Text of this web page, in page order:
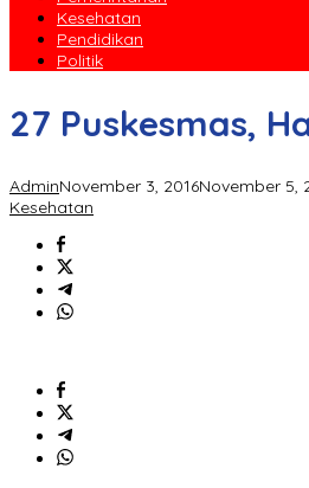
Kesehatan
Pendidikan
Politik
27 Puskesmas,
AdminNovember 3, 2016November 5,
Kesehatan